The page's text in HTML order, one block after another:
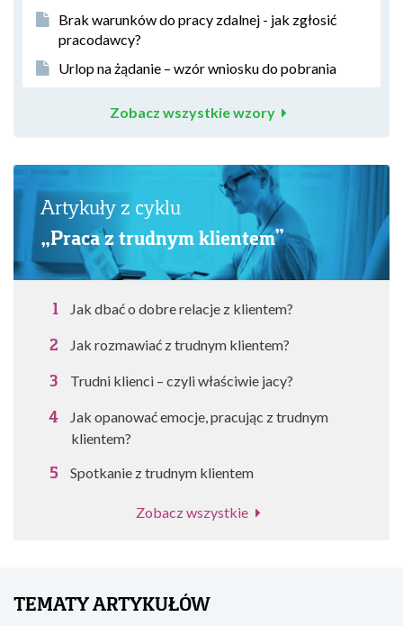
Brak warunków do pracy zdalnej - jak zgłosić
pracodawcy?
Urlop na żądanie – wzór wniosku do pobrania
Zobacz wszystkie wzory
Artykuły z cyklu
„Praca z trudnym klientem”
Jak dbać o dobre relacje z klientem?
Jak rozmawiać z trudnym klientem?
Trudni klienci – czyli właściwie jacy?
Jak opanować emocje, pracując z trudnym
klientem?
Spotkanie z trudnym klientem
Zobacz wszystkie
TEMATY ARTYKUŁÓW